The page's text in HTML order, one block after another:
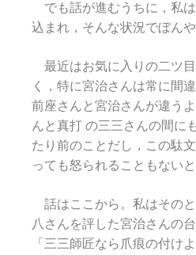
でも話が進むうちに，私
込まれ，そんな状況でぼん
最近はお気に入りの二ツ
く，特に宮治さんは常に間
前座さんと宮治さんが違う
んと真打 の三三さんの間に
たり前のことだし，この駄
っても怒られることもないと
話はここから。私はその
八さんを評した宮治さんの
「三三師匠なら爪痕の付け